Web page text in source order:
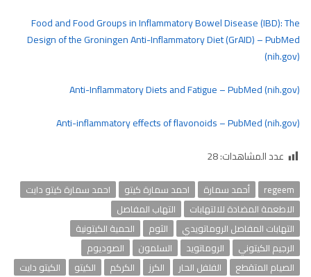
Food and Food Groups in Inflammatory Bowel Disease (IBD): The
Design of the Groningen Anti-Inflammatory Diet (GrAID) – PubMed
(nih.gov)
Anti-Inflammatory Diets and Fatigue – PubMed (nih.gov)
Anti-inflammatory effects of flavonoids – PubMed (nih.gov)
عدد المشاهدات:28
regeem أحمد سمارة احمد سمارة كيتو
احمد سمارة كيتو دايت
الاطعمة المضادة للالتهابات
التهاب المفاصل
التهابات المفاصل الروماتويدي
الثوم
الحمية الكيتونية
الرجيم الكيتوني
الروماتويد السلمون
الصوديوم
الصيام المتقطع
الفلفل الحار الكرز الكركم الكيتو
الكيتو دايت